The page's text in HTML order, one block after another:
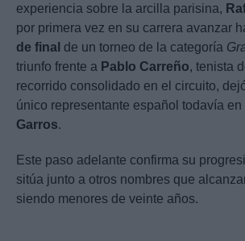
experiencia sobre la arcilla parisina,
por primera vez en su carrera avanzar
de final de un torneo de la categoría
triunfo frente a Pablo Carreño, tenista
recorrido consolidado en el circuito,
único representante español todavía en
Garros.
Este paso adelante confirma su
sitúa junto a otros nombres que
siendo menores de veinte años.